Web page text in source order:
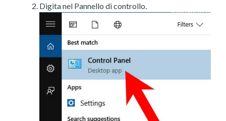
Digita nel Pannello di controllo.